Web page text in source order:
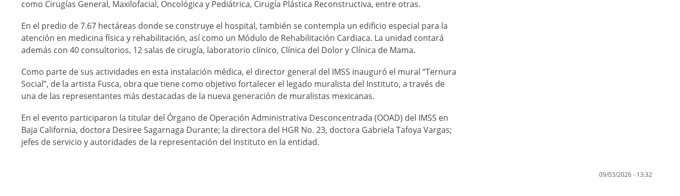
como Cirugías General, Maxilofacial, Oncológica y Pediátrica, Cirugía Plástica Reconstructiva, entre otras.
En el predio de 7.67 hectáreas donde se construye el hospital, también se contempla un edificio especial para la
atención en medicina física y rehabilitación, así como un Módulo de Rehabilitación Cardiaca. La unidad contará
además con 40 consultorios, 12 salas de cirugía, laboratorio clínico, Clínica del Dolor y Clínica de Mama.
Como parte de sus actividades en esta instalación médica, el director general del IMSS inauguró el mural “Ternura
Social”, de la artista Fusca, obra que tiene como objetivo fortalecer el legado muralista del Instituto, a través de
una de las representantes más destacadas de la nueva generación de muralistas mexicanas.
En el evento participaron la titular del Órgano de Operación Administrativa Desconcentrada (OOAD) del IMSS en
Baja California, doctora Desiree Sagarnaga Durante; la directora del HGR No. 23, doctora Gabriela Tafoya Vargas;
jefes de servicio y autoridades de la representación del Instituto en la entidad.
09/03/2026 - 13:32